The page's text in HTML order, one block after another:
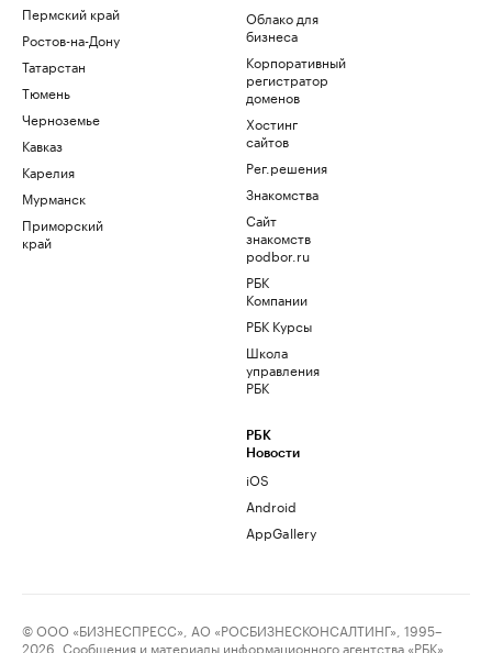
Пермский край
Ростов-на-Дону
Татарстан
Тюмень
Черноземье
Кавказ
Карелия
Мурманск
Приморский
край
Облако для
бизнеса
Корпоративный
регистратор
доменов
Хостинг
сайтов
Рег.решения
Знакомства
Сайт
знакомств
podbor.ru
РБК
Компании
РБК Курсы
Школа
управления
РБК
РБК
Новости
iOS
Android
AppGallery
© ООО «БИЗНЕСПРЕСС», АО «РОСБИЗНЕСКОНСАЛТИНГ», 1995–
2026. Сообщения и материалы информационного агентства «РБК»